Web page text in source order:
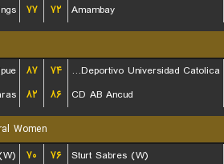
۷۷ ۷۲ Amambay
۸۷ ۷۴
Club Deportivo Universidad Catolica
۸۲ ۸۶ CD AB Ancud
Women
۷۰ ۷۶ Sturt Sabres (W)